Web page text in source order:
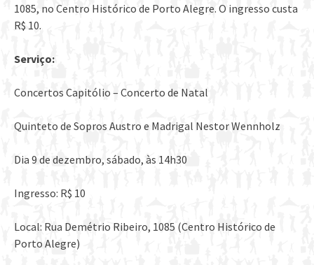
1085, no Centro Histórico de Porto Alegre. O ingresso custa
R$ 10.
Serviço:
Concertos Capitólio – Concerto de Natal
Quinteto de Sopros Austro e Madrigal Nestor Wennholz
Dia 9 de dezembro, sábado, às 14h30
Ingresso: R$ 10
Local: Rua Demétrio Ribeiro, 1085 (Centro Histórico de
Porto Alegre)